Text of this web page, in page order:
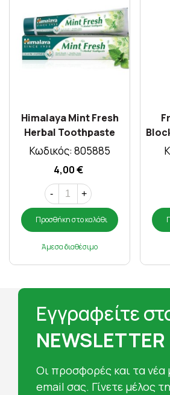
Himalaya Mint Fresh
Herbal Toothpaste
75ml
Κωδικός: 805885
4,00 €
- +
Προσθήκη στο καλάθι
Άμεσα διαθέσιμο
Εγγραφείτε
NEWSLETTER
Oι προσφορές και τα νέα
email σας. Γίνετε μέλος